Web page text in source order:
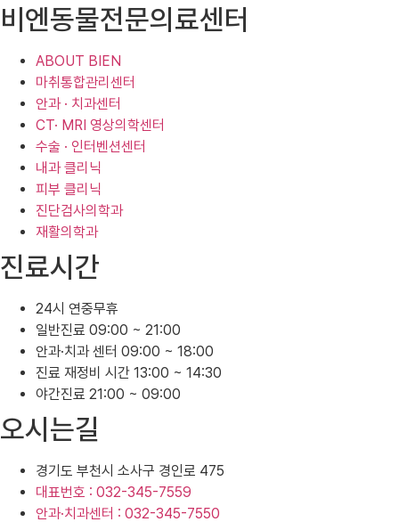
비엔동물전문의료센터
ABOUT BIEN
마취통합관리센터
안과 · 치과센터
CT· MRI 영상의학센터
수술 · 인터벤션센터
내과 클리닉
피부 클리닉
진단검사의학과
재활의학과
진료시간
24시 연중무휴
일반진료 09:00 ~ 21:00
안과·치과 센터 09:00 ~ 18:00
진료 재정비 시간 13:00 ~ 14:30
야간진료 21:00 ~ 09:00
오시는길
경기도 부천시 소사구 경인로 475
대표번호 : 032-345-7559
안과·치과센터 : 032-345-7550